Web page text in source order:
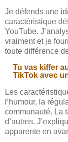
Je défends une
caractéristique
YouTube.
vraiment et je
toute différence
Tu vas kiffer
TikTok avec
Les
l’humour, la
communauté. La
d’autres.
apparente en